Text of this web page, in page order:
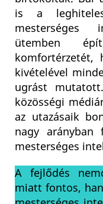
is a
mesterséges
ütemben
komfortérzetét,
kivételével
ugrást
közösségi
az utazásaik
nagy
mesterséges
A fejlődés
miatt fontos,